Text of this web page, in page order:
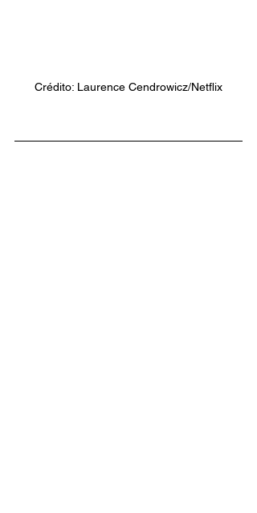
Crédito: Laurence Cendrowicz/Netflix